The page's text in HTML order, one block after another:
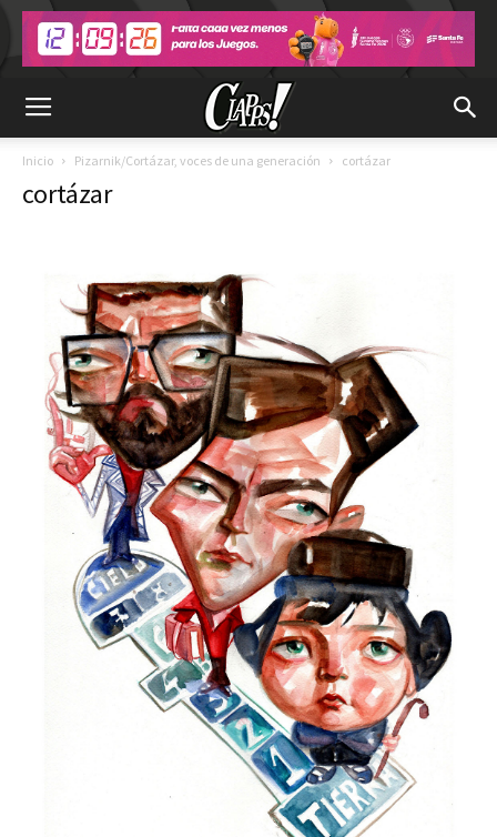
Inicio Pizarnik/Cortázar, voces de una generación cortázar
cortázar